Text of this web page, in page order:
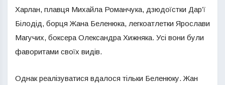
Харлан, плавця Михайла Романчука, дзюдоїстки Дар’ї
Білодід, борця Жана Беленюка, легкоатлетки Ярослави
Магучих, боксера Олександра Хижняка. Усі вони були
фаворитами своїх видів.
Однак реалізуватися вдалося тільки Беленюку. Жан